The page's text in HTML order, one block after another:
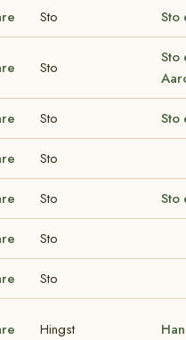
Sto Sto
Sto
Sto
Sto Sto
Sto
Sto Sto
Sto
Sto
Hingst